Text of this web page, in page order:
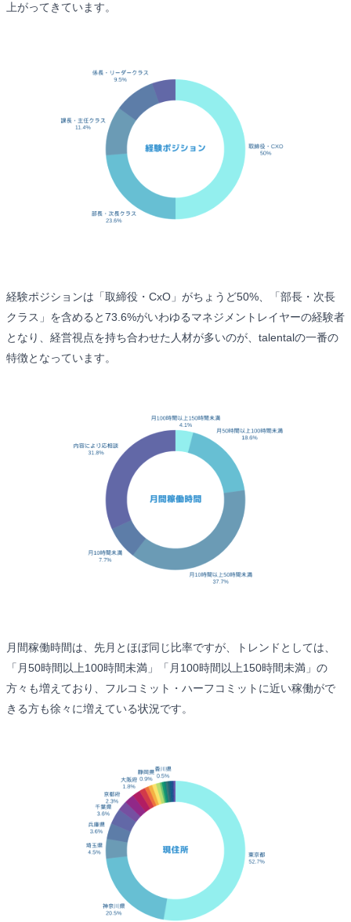
上がってきています。
経験ポジションは「取締役・CxO」がちょうど50%、「部長・次長
クラス」を含めると73.6%がいわゆるマネジメントレイヤーの経験者
となり、経営視点を持ち合わせた人材が多いのが、talentalの一番の
特徴となっています。
月間稼働時間は、先月とほぼ同じ比率ですが、トレンドとしては、
「月50時間以上100時間未満」「月100時間以上150時間未満」の
方々も増えており、フルコミット・ハーフコミットに近い稼働がで
きる方も徐々に増えている状況です。